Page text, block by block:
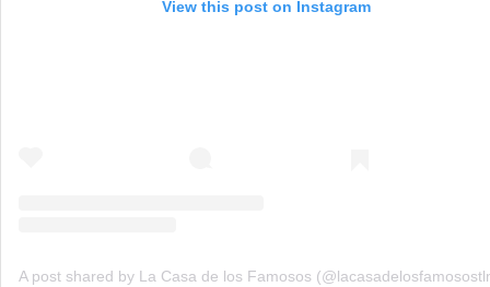
View this post on Instagram
A post shared by La Casa de los Famosos